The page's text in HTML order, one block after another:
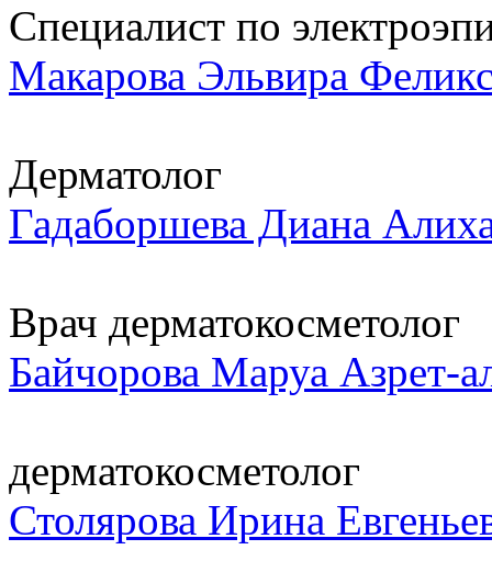
Специалист по
Макарова Эльвира
Дерматолог
Гадаборшева Диана
Врач дерматокосметолог
Байчорова Маруа Азрет-
дерматокосметолог
Столярова Ирина